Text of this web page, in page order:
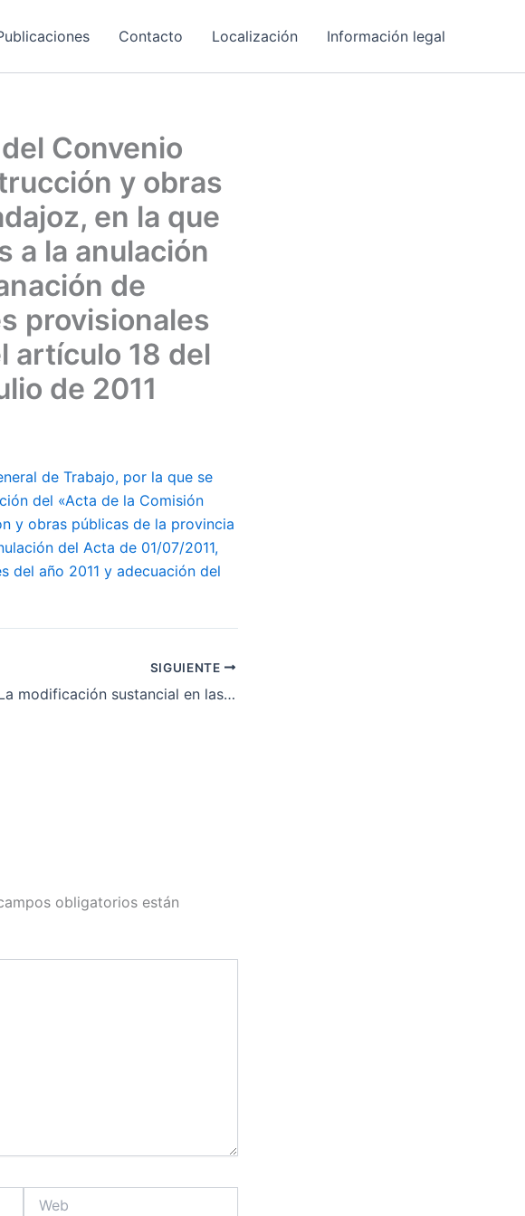
Contacto Localización Información legal
Convenio
y obras
en la que
a la anulación
de
provisionales
artículo 18 del
de 2011
de Trabajo, por la que se
del «Acta de la Comisión
y obras públicas de la provincia
del Acta de 01/07/2011,
del año 2011 y adecuación del
SIGUIENTE
La modificación sustancial en las condiciones de trabajo
obligatorios están